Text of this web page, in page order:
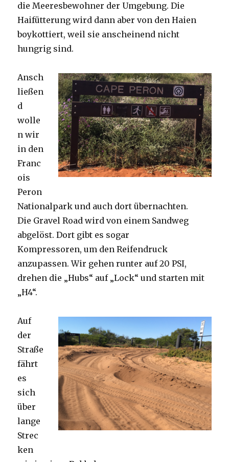
die Meeresbewohner der Umgebung. Die
Haifütterung wird dann aber von den Haien
boykottiert, weil sie anscheinend nicht
hungrig sind.
Ansch
ließen
d
wolle
n wir
in den
Franc
ois
Peron
Nationalpark und auch dort übernachten.
Die Gravel Road wird von einem Sandweg
abgelöst. Dort gibt es sogar
Kompressoren, um den Reifendruck
anzupassen. Wir gehen runter auf 20 PSI,
drehen die „Hubs“ auf „Lock“ und starten mit
„H4“.
Auf
der
Straße
fährt
es
sich
über
lange
Strec
ken